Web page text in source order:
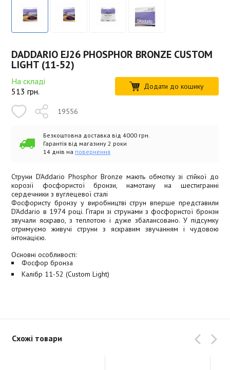
DADDARIO EJ26 PHOSPHOR BRONZE CUSTOM
LIGHT (11-52)
На складі
513 грн. Додати до кошику
19556
Безкоштовна доставка від 4000 грн.
Гарантія від магазину 2 роки
14 днів на повернення
Струни D'Addario Phosphor Bronze мають обмотку зі стійкої до
корозії фосфористої бронзи, намотану на шестигранні
сердечники з вуглецевої сталі
Фосфористу бронзу у виробництві струн вперше представили
D'Addario в 1974 році. Гітари зі струнами з фосфористої бронзи
звучали яскраво, з теплотою і дуже збалансовано. У підсумку
отримуємо живучі струни з яскравим звучанням і чудовою
інтонацією.
Основні особливості:
Фосфор бронза
Калібр 11-52 (Custom Light)
Схожі товари